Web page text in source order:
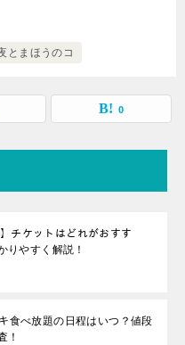
とまほうのコ
0
】チケットはどれがおすす
りやすく解説！
食べ放題の日程はいつ？値段
！